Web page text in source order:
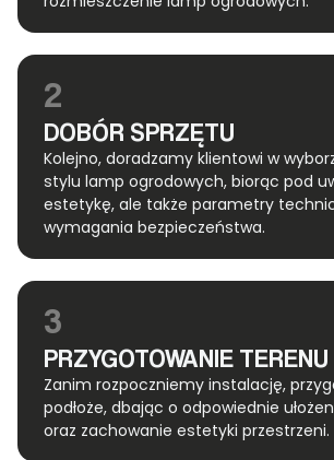
2
DOBÓR SPRZĘTU
Kolejno, doradzamy klientowi w
stylu lamp ogrodowych, biorąc pod
estetykę, ale także parametry
wymagania bezpieczeństwa.
3
PRZYGOTOWANIE TERENU
Zanim rozpoczniemy instalację,
podłoże, dbając o odpowiednie
oraz zachowanie estetyki przestrzeni.